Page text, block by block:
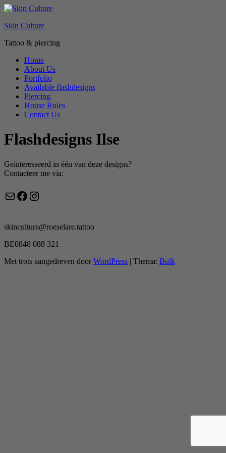
Skin Culture
Tattoo & piercing
Home
About Us
Portfolio
Available flashdesigns
Piercing
House Rules
Contact Us
Flashdesigns Ilse
Geïnteresseerd in één van deze designs?
Contacteer me via:
MailFacebook
Instagram
skinculture@roeselare.tattoo
BE0848 088 321
Met trots aangedreven door WordPress | Thema: Bulk